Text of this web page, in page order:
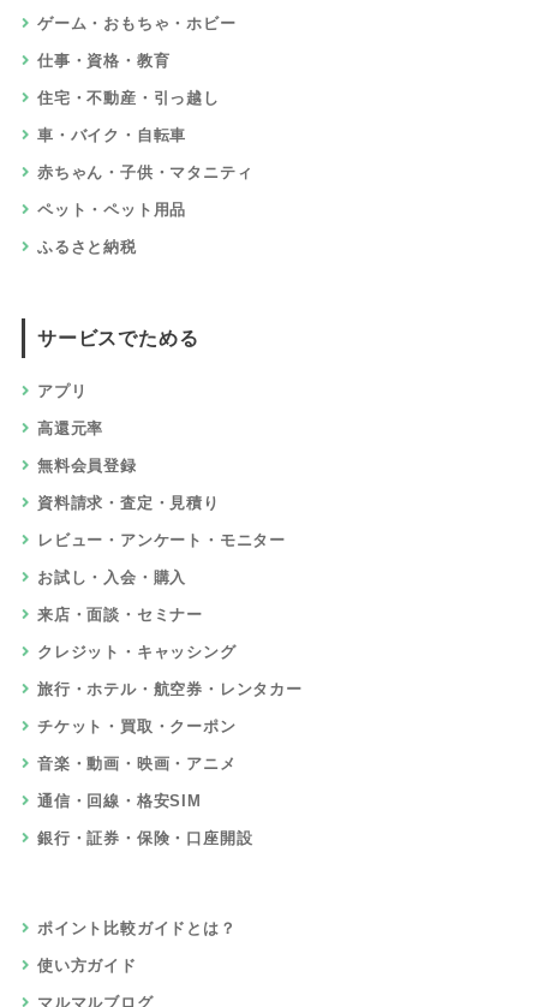
ゲーム・おもちゃ・ホビー
仕事・資格・教育
住宅・不動産・引っ越し
車・バイク・自転車
赤ちゃん・子供・マタニティ
ペット・ペット用品
ふるさと納税
サービスでためる
アプリ
高還元率
無料会員登録
資料請求・査定・見積り
レビュー・アンケート・モニター
お試し・入会・購入
来店・面談・セミナー
クレジット・キャッシング
旅行・ホテル・航空券・レンタカー
チケット・買取・クーポン
音楽・動画・映画・アニメ
通信・回線・格安SIM
銀行・証券・保険・口座開設
ポイント比較ガイドとは？
使い方ガイド
マルマルブログ